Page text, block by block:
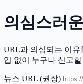
의심스러
URL과 의심되는 이
입 없이 누구나 신고
뉴스 URL (권장)